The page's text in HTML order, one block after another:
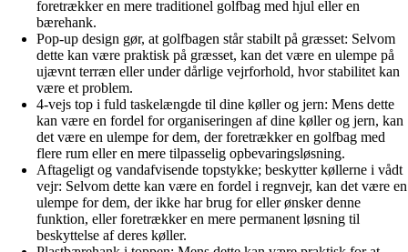
foretrækker en mere traditionel golfbag med hjul eller en
bærehank.
Pop-up design gør, at golfbagen står stabilt på græsset: Selvom
dette kan være praktisk på græsset, kan det være en ulempe på
ujævnt terræn eller under dårlige vejrforhold, hvor stabilitet kan
være et problem.
4-vejs top i fuld taskelængde til dine køller og jern: Mens dette
kan være en fordel for organiseringen af ​​dine køller og jern, kan
det være en ulempe for dem, der foretrækker en golfbag med
flere rum eller en mere tilpasselig opbevaringsløsning.
Aftageligt og vandafvisende topstykke; beskytter køllerne i vådt
vejr: Selvom dette kan være en fordel i regnvejr, kan det være en
ulempe for dem, der ikke har brug for eller ønsker denne
funktion, eller foretrækker en mere permanent løsning til
beskyttelse af deres køller.